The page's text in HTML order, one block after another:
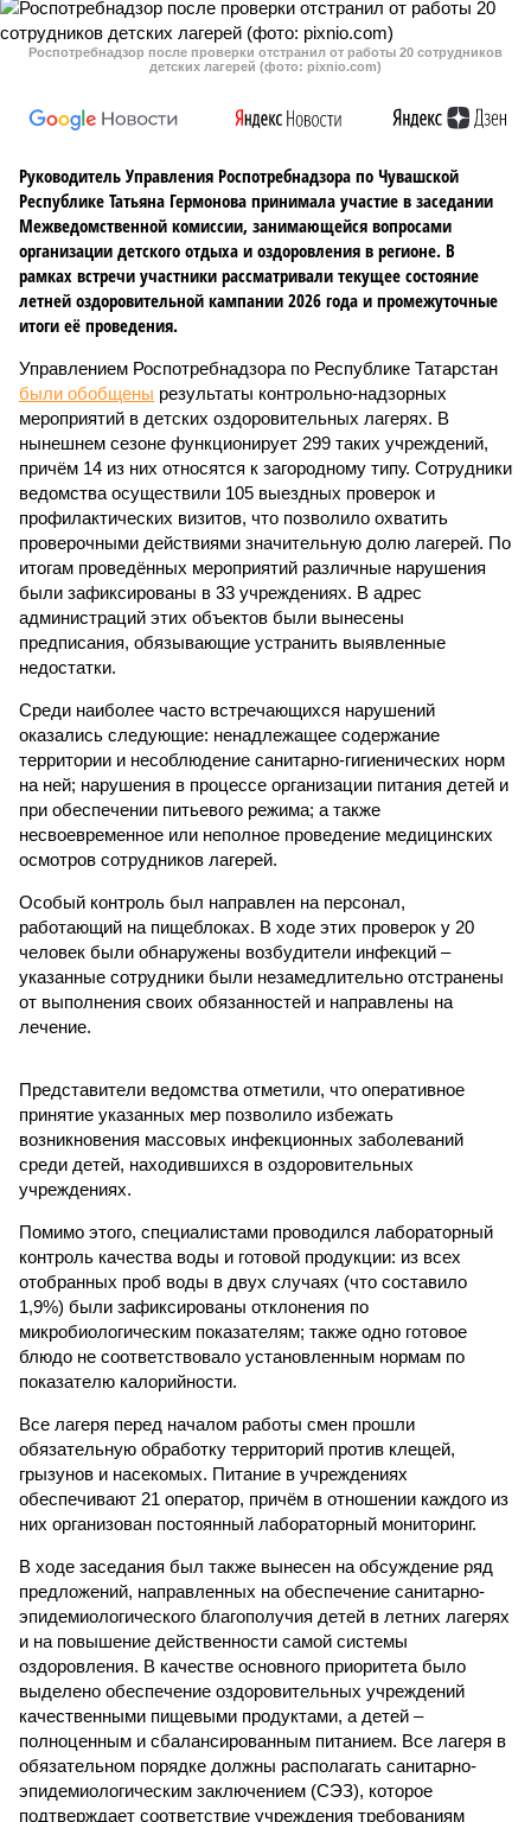
Роспотребнадзор после проверки отстранил от работы 20 сотрудников
детских лагерей (фото: pixnio.com)
Руководитель Управления Роспотребнадзора по Чувашской
Республике Татьяна Гермонова принимала участие в заседании
Межведомственной комиссии, занимающейся вопросами
организации детского отдыха и оздоровления в регионе. В
рамках встречи участники рассматривали текущее состояние
летней оздоровительной кампании 2026 года и промежуточные
итоги её проведения.
Управлением Роспотребнадзора по Республике Татарстан
были обобщены результаты контрольно-надзорных
мероприятий в детских оздоровительных лагерях. В
нынешнем сезоне функционирует 299 таких учреждений,
причём 14 из них относятся к загородному типу. Сотрудники
ведомства осуществили 105 выездных проверок и
профилактических визитов, что позволило охватить
проверочными действиями значительную долю лагерей. По
итогам проведённых мероприятий различные нарушения
были зафиксированы в 33 учреждениях. В адрес
администраций этих объектов были вынесены
предписания, обязывающие устранить выявленные
недостатки.
Среди наиболее часто встречающихся нарушений
оказались следующие: ненадлежащее содержание
территории и несоблюдение санитарно-гигиенических норм
на ней; нарушения в процессе организации питания детей и
при обеспечении питьевого режима; а также
несвоевременное или неполное проведение медицинских
осмотров сотрудников лагерей.
Особый контроль был направлен на персонал,
работающий на пищеблоках. В ходе этих проверок у 20
человек были обнаружены возбудители инфекций –
указанные сотрудники были незамедлительно отстранены
от выполнения своих обязанностей и направлены на
лечение.
Представители ведомства отметили, что оперативное
принятие указанных мер позволило избежать
возникновения массовых инфекционных заболеваний
среди детей, находившихся в оздоровительных
учреждениях.
Помимо этого, специалистами проводился лабораторный
контроль качества воды и готовой продукции: из всех
отобранных проб воды в двух случаях (что составило
1,9%) были зафиксированы отклонения по
микробиологическим показателям; также одно готовое
блюдо не соответствовало установленным нормам по
показателю калорийности.
Все лагеря перед началом работы смен прошли
обязательную обработку территорий против клещей,
грызунов и насекомых. Питание в учреждениях
обеспечивают 21 оператор, причём в отношении каждого из
них организован постоянный лабораторный мониторинг.
В ходе заседания был также вынесен на обсуждение ряд
предложений, направленных на обеспечение санитарно-
эпидемиологического благополучия детей в летних лагерях
и на повышение действенности самой системы
оздоровления. В качестве основного приоритета было
выделено обеспечение оздоровительных учреждений
качественными пищевыми продуктами, а детей –
полноценным и сбалансированным питанием. Все лагеря в
обязательном порядке должны располагать санитарно-
эпидемиологическим заключением (СЭЗ), которое
подтверждает соответствие учреждения требованиям